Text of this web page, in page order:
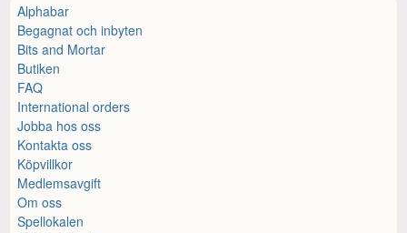
Alphabar
Begagnat och inbyten
Bits and Mortar
Butiken
FAQ
International orders
Jobba hos oss
Kontakta oss
Köpvillkor
Medlemsavgift
Om oss
Spellokalen